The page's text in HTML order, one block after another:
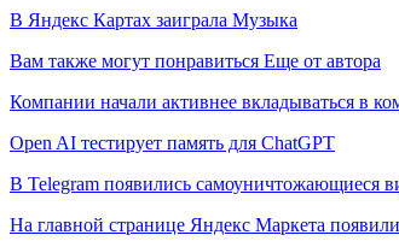
В Яндекс Картах заиграла Музыка
Вам также могут понравиться Еще от автора
Компании начали активнее вкладываться в
Open AI тестирует память для ChatGPT
В Telegram появились самоуничтожающиеся
На главной странице Яндекс Маркета